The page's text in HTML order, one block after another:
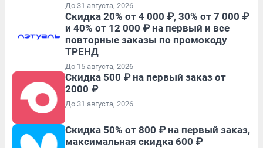
До 31 августа, 2026
Скидка 20% от 4 000 ₽, 30% от 7 000 ₽
и 40% от 12 000 ₽ на первый и все
повторные заказы по промокоду
ТРЕНД
До 15 августа, 2026
Скидка 500 ₽ на первый заказ от
2000 ₽
До 31 августа, 2026
Скидка 50% от 800 ₽ на первый заказ,
максимальная скидка 600 ₽